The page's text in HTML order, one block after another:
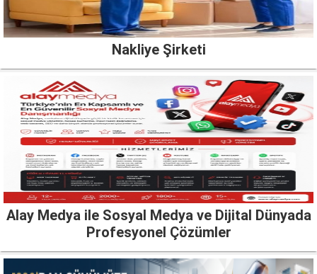
Nakliye Şirketi
Alay Medya ile Sosyal Medya ve Dijital Dünyada
Profesyonel Çözümler